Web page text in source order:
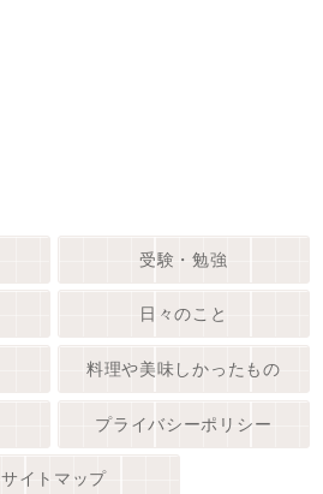
受験・勉強
日々のこと
料理や美味しかったもの
プライバシーポリシー
サイトマップ